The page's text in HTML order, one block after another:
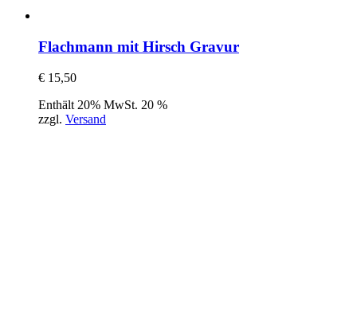
Flachmann mit Hirsch Gravur
€ 15,50
Enthält 20% MwSt. 20 %
zzgl. Versand